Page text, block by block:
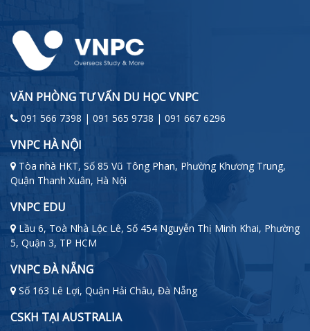
VĂN PHÒNG TƯ VẤN DU HỌC VNPC
091 566 7398 | 091 565 9738 | 091 667 6296
VNPC HÀ NỘI
Tòa nhà HKT, Số 85 Vũ Tông Phan, Phường Khương Trung,
Quận Thanh Xuân, Hà Nội
VNPC EDU
Lầu 6, Toà Nhà Lộc Lê, Số 454 Nguyễn Thị Minh Khai, Phường
5, Quận 3, TP HCM
VNPC ĐÀ NẴNG
Số 163 Lê Lợi, Quận Hải Châu, Đà Nẵng
CSKH TẠI AUSTRALIA